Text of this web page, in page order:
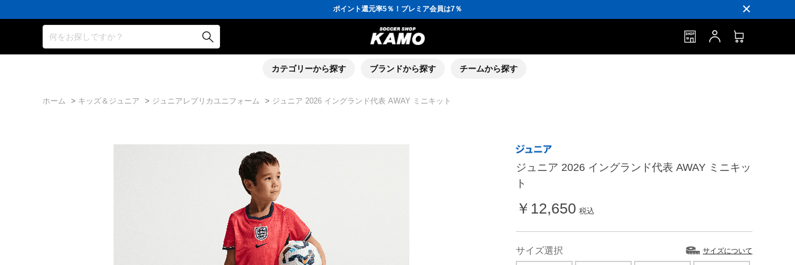
ポイント還元率5％！プレミア会員は7％
会員の方にはお誕生月に「10％OFFクーポン」プレゼント！
16,000円(税込)以上でシューズケースプレゼント！
3,300円(税込)以上で送料無料！
ポイント還元率5％！プレミア会員は7％
会員の方にはお誕生月に「10％OFFクーポン」プレゼント！
何をお探しですか？
カテゴリーから探す ブランドから探す チームから探す
ホーム > キッズ＆ジュニア > ジュニアレプリカユニフォーム > ジュニア 2026 イングランド代表 AWAY ミニキット
ジュニア 2026 イングランド代表 AWAY ミニキッ
ト
￥12,650 税込
サイズ選択 サイズについて